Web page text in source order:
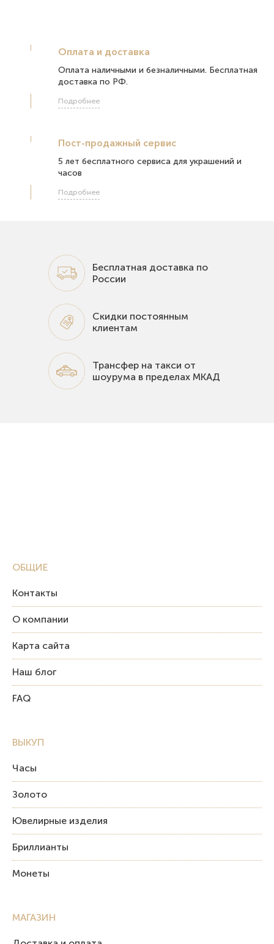
Оплата и доставка
Оплата наличными и безналичными. Бесплатная
доставка по РФ.
Подробнее
Пост-продажный сервис
5 лет бесплатного сервиса для украшений и
часов
Подробнее
Бесплатная доставка по
России
Скидки постоянным
клиентам
Трансфер на такси от
шоурума в пределах МКАД
ОБЩИЕ
Контакты
О компании
Карта сайта
Наш блог
FAQ
ВЫКУП
Часы
Золото
Ювелирные изделия
Бриллианты
Монеты
МАГАЗИН